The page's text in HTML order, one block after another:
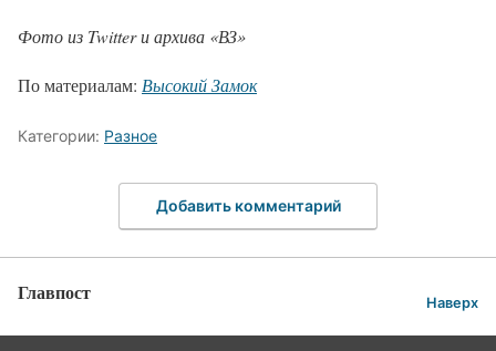
Фото из Twitter и архива «ВЗ»
По материалам: Высокий Замок
Категории: Разное
Добавить комментарий
Главпост Наверх